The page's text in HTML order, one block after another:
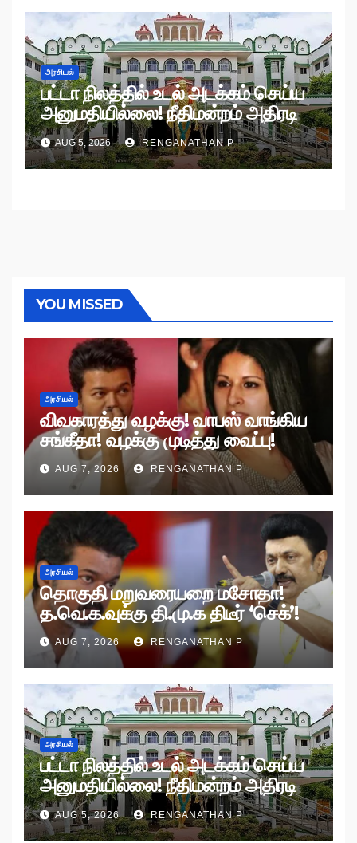
அரசியல்
பட்டா நிலத்தில் உடல் அடக்கம் செய்ய
அனுமதியில்லை! நீதிமன்றம் அதிரடி
உத்தரவு!
AUG 5, 2026 RENGANATHAN P
YOU MISSED
அரசியல்
விவகாரத்து வழக்கு! வாபஸ் வாங்கிய
சங்கீதா! வழக்கு முடித்து வைப்பு!
AUG 7, 2026 RENGANATHAN P
அரசியல்
தொகுதி மறுவரையறை மசோதா!
த.வெ.க.வுக்கு தி.மு.க திடீர் ‘செக்’!
AUG 7, 2026 RENGANATHAN P
அரசியல்
பட்டா நிலத்தில் உடல் அடக்கம் செய்ய
அனுமதியில்லை! நீதிமன்றம் அதிரடி
உத்தரவு!
AUG 5, 2026 RENGANATHAN P